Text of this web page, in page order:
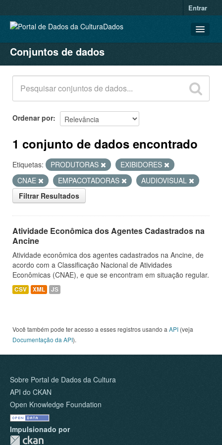
Entrar
CONJUNTOS DE DADOS
ORGANIZAÇÕES
GRUPOS
SOBRE
Conjuntos de dados
Ordenar por
1 conjunto de dados encontrado
Etiquetas: PRODUTORAS
EXIBIDORES
CNAE
EMPACOTADORAS
AUDIOVISUAL
Filtrar Resultados
Atividade Econômica dos Agentes Cadastrados na
Ancine
Atividade econômica dos agentes cadastrados na Ancine, de
acordo com a Classificação Nacional de Atividades
Econômicas (CNAE), e que se encontram em situação regular.
CSV XML JS
Você também pode ter acesso a esses registros usando a API (veja
Documentação da API).
Sobre Portal de Dados da Cultura
API do CKAN
Open Knowledge Foundation
Impulsionado por